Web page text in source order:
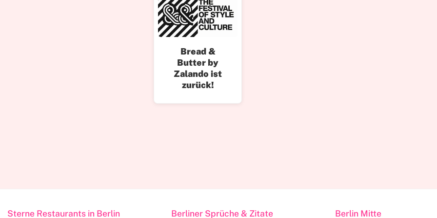
Bread &
Butter by
Zalando ist
zurück!
Sterne Restaurants in Berlin Berliner Sprüche & Zitate Berlin Mitte